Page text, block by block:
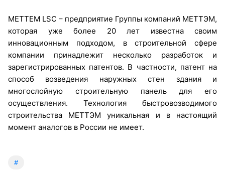
METTEM LSC – предприятие Группы компаний МЕТТЭМ,
которая уже более 20 лет известна своим
инновационным подходом, в строительной сфере
компании принадлежит несколько разработок и
зарегистрированных патентов. В частности, патент на
способ возведения наружных стен здания и
многослойную строительную панель для его
осуществления. Технология быстровозводимого
строительства МЕТТЭМ уникальная и в настоящий
момент аналогов в России не имеет.
#